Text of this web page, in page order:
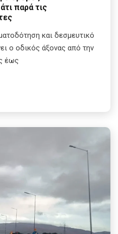
παρά τις
και δεσμευτικό
ο οδικός άξονας από την
έως